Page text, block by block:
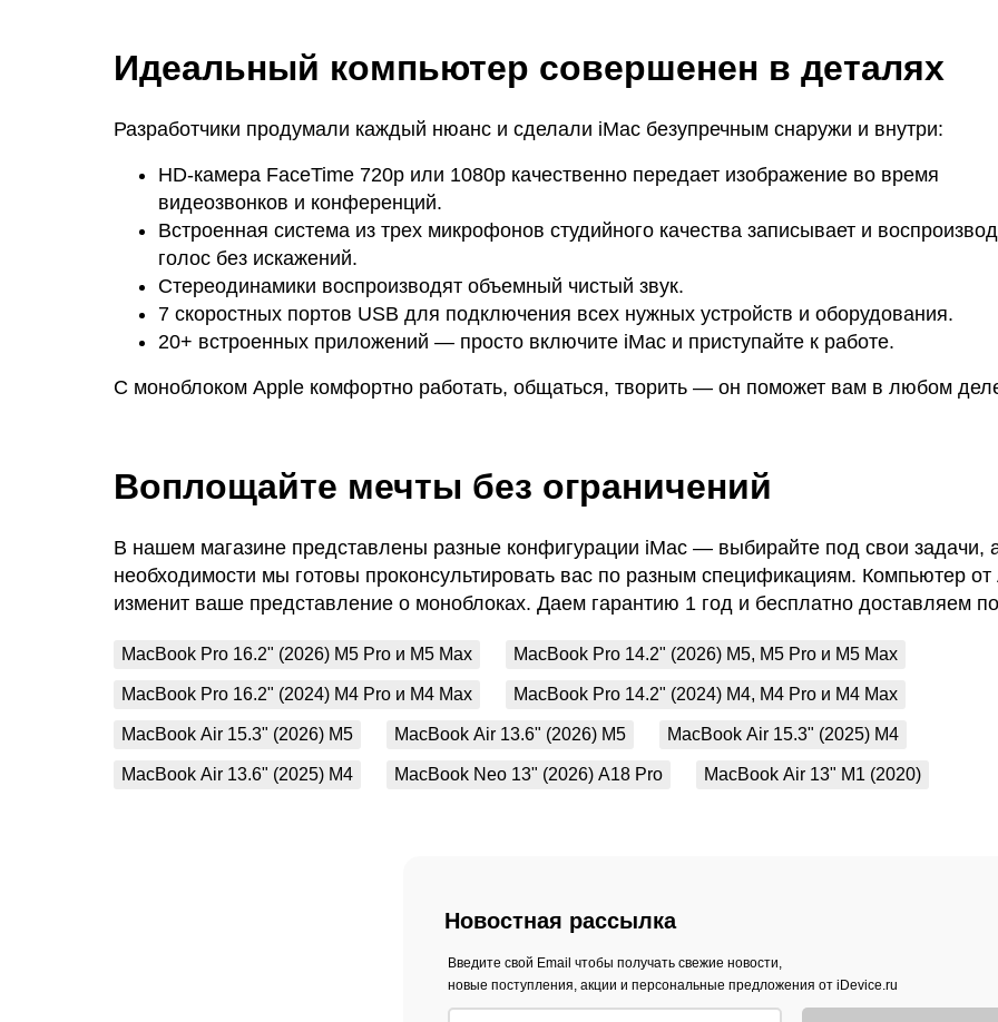
Идеальный компьютер совершенен в деталях
Разработчики продумали каждый нюанс и сделали iMac безупречным снаружи и внутри:
HD-камера FaceTime 720p или 1080p качественно передает изображение во время
видеозвонков и конференций.
Встроенная система из трех микрофонов студийного качества записывает и
голос без искажений.
Стереодинамики воспроизводят объемный чистый звук.
7 скоростных портов USB для подключения всех нужных устройств и оборудования.
20+ встроенных приложений — просто включите iMac и приступайте к работе.
С моноблоком Apple комфортно работать, общаться, творить — он поможет вам в любом
Воплощайте мечты без ограничений
В нашем магазине представлены разные конфигурации iMac — выбирайте под свои задачи,
необходимости мы готовы проконсультировать вас по разным спецификациям. Компьютер от
изменит ваше представление о моноблоках. Даем гарантию 1 год и бесплатно доставляем
MacBook Pro 16.2" (2026) M5 Pro и M5 Max MacBook Pro 14.2" (2026) M5, M5 Pro и M5 Max
MacBook Pro 16.2" (2024) M4 Pro и M4 Max MacBook Pro 14.2" (2024) M4, M4 Pro и M4 Max
MacBook Air 15.3" (2026) M5 MacBook Air 13.6" (2026) M5 MacBook Air 15.3" (2025) M4
MacBook Air 13.6" (2025) M4 MacBook Neo 13" (2026) A18 Pro MacBook Air 13" M1 (2020)
Новостная рассылка
Введите свой Email чтобы получать свежие новости,
новые поступления, акции и персональные предложения от iDevice.ru